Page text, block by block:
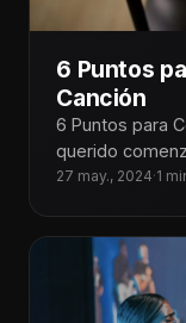
6 Puntos
Canción
6 Puntos para
querido
¡Aquí te
27 may., 2024·1